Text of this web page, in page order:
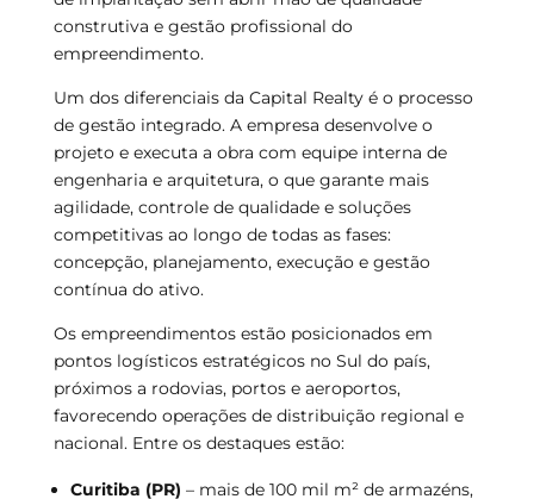
construtiva e gestão profissional do
empreendimento.
Um dos diferenciais da Capital Realty é o processo
de gestão integrado. A empresa desenvolve o
projeto e executa a obra com equipe interna de
engenharia e arquitetura, o que garante mais
agilidade, controle de qualidade e soluções
competitivas ao longo de todas as fases:
concepção, planejamento, execução e gestão
contínua do ativo.
Os empreendimentos estão posicionados em
pontos logísticos estratégicos no Sul do país,
próximos a rodovias, portos e aeroportos,
favorecendo operações de distribuição regional e
nacional. Entre os destaques estão:
Curitiba (PR) – mais de 100 mil m² de armazéns,